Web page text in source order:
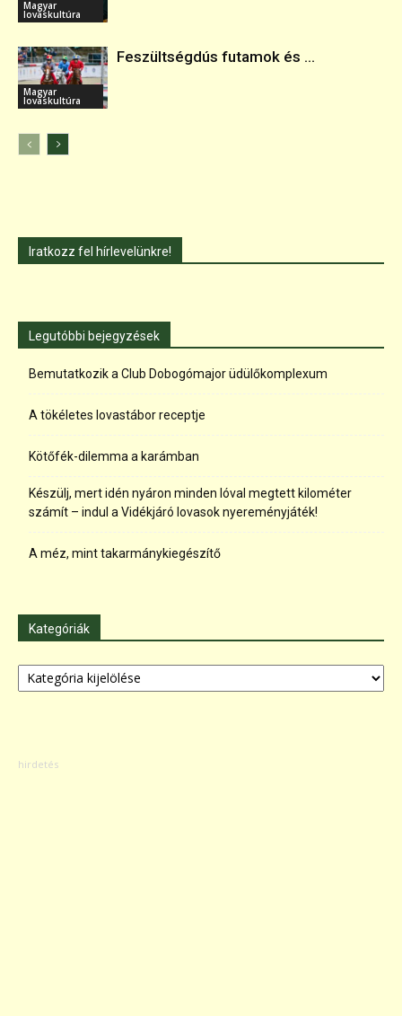
Magyar
lovaskultúra
Magyar
lovaskultúra
Feszültségdús futamok és ...
Iratkozz fel hírlevelünkre!
Legutóbbi bejegyzések
Bemutatkozik a Club Dobogómajor üdülőkomplexum
A tökéletes lovastábor receptje
Kötőfék-dilemma a karámban
Készülj, mert idén nyáron minden lóval megtett kilométer
számít – indul a Vidékjáró lovasok nyereményjáték!
A méz, mint takarmánykiegészítő
Kategóriák
Kategóriák